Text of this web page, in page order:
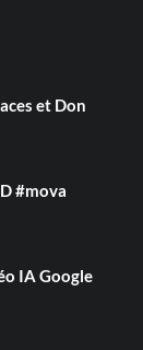
et Don
#mova
IA Google